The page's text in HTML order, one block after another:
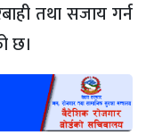
तथा सजाय गर्न
छ।